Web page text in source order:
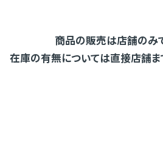
商品の販売は店舗のみ
在庫の有無については直接店舗ま